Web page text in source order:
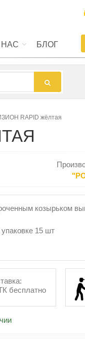
БЛОГ
RAPID жёлтая
козырьком
15 шт
бесплатно